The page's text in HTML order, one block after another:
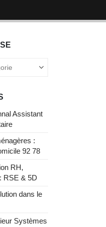
Assistant
:
92 78
RH,
RSE & 5D
dans le
Systèmes